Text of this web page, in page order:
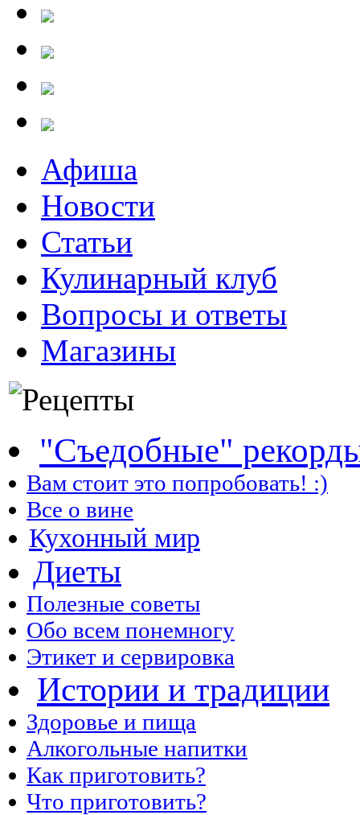
Афиша
Новости
Статьи
Кулинарный клуб
Вопросы и ответы
Магазины
"Съедобные"
Вам стоит это попробовать! :)
Все о вине
Кухонный мир
Диеты
Полезные советы
Обо всем понемногу
Этикет и сервировка
Истории и традиции
Здоровье и пища
Алкогольные напитки
Как приготовить?
Что приготовить?